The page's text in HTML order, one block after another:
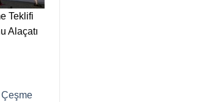
Teklifi
Alaçatı